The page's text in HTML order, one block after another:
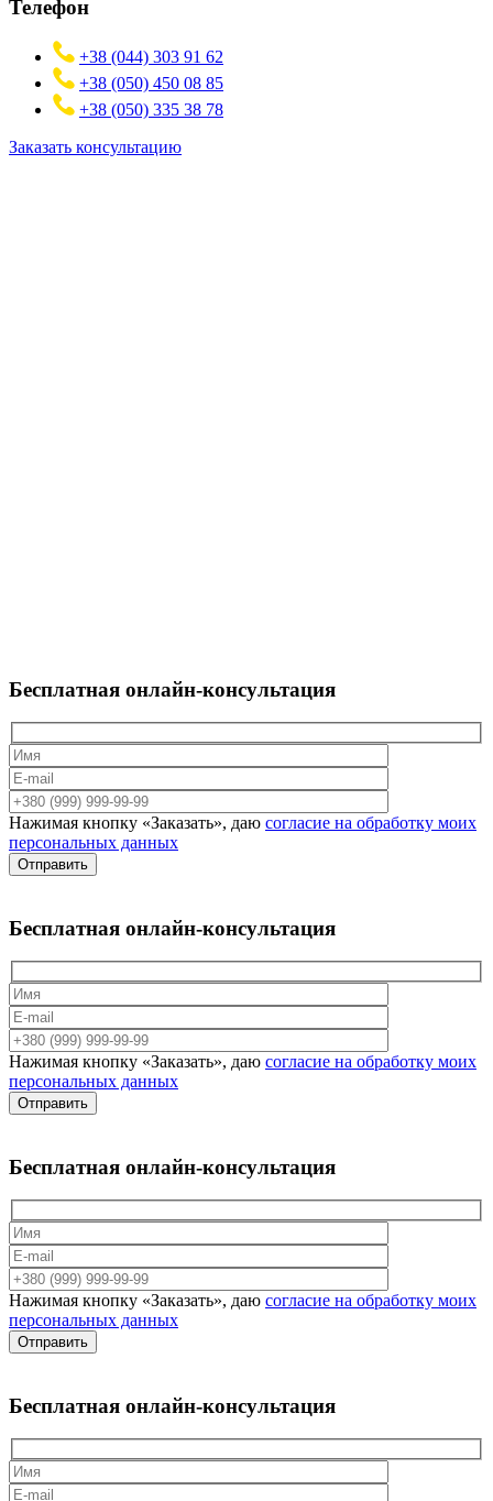
Телефон
+38 (044) 303 91 62
+38 (050) 450 08 85
+38 (050) 335 38 78
Заказать консультацию
Бесплатная онлайн-консультация
Нажимая кнопку «Заказать», даю согласие на обработку моих
персональных данных
Отправить
Бесплатная онлайн-консультация
Нажимая кнопку «Заказать», даю согласие на обработку моих
персональных данных
Отправить
Бесплатная онлайн-консультация
Нажимая кнопку «Заказать», даю согласие на обработку моих
персональных данных
Отправить
Бесплатная онлайн-консультация